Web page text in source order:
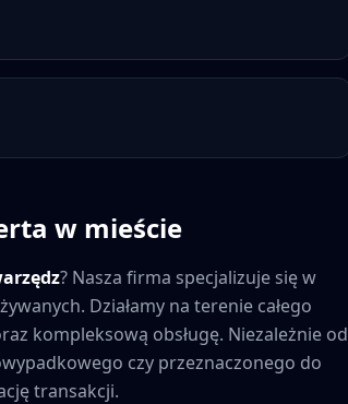
w mieście
? Nasza firma specjalizuje się w
Działamy na terenie całego
kompleksową obsługę. Niezależnie od
czy przeznaczonego do
transakcji.